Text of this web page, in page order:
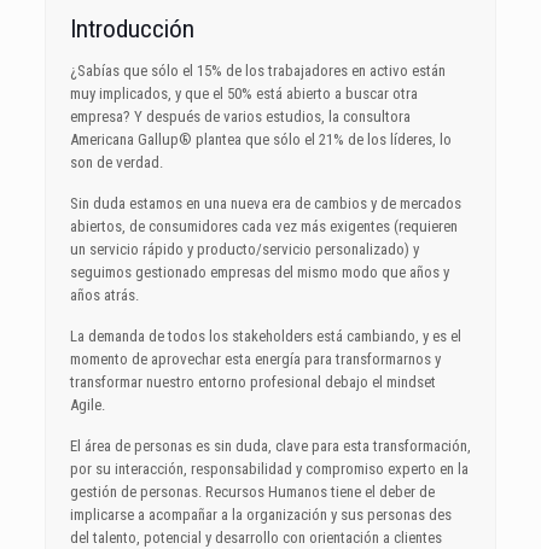
Introducción
¿Sabías que sólo el 15% de los trabajadores en activo están
muy implicados, y que el 50% está abierto a buscar otra
empresa? Y después de varios estudios, la consultora
Americana Gallup® plantea que sólo el 21% de los líderes, lo
son de verdad.
Sin duda estamos en una nueva era de cambios y de mercados
abiertos, de consumidores cada vez más exigentes (requieren
un servicio rápido y producto/servicio personalizado) y
seguimos gestionado empresas del mismo modo que años y
años atrás.
La demanda de todos los stakeholders está cambiando, y es el
momento de aprovechar esta energía para transformarnos y
transformar nuestro entorno profesional debajo el mindset
Agile.
El área de personas es sin duda, clave para esta transformación,
por su interacción, responsabilidad y compromiso experto en la
gestión de personas. Recursos Humanos tiene el deber de
implicarse a acompañar a la organización y sus personas des
del talento, potencial y desarrollo con orientación a clientes